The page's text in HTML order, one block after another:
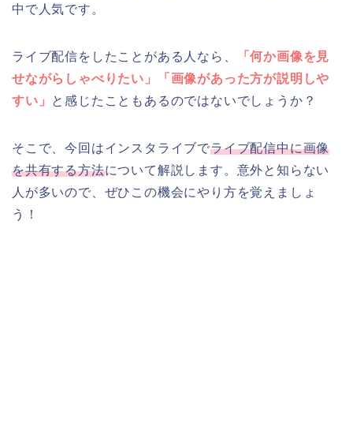
中で人気です。
ライブ配信をしたことがある人なら、
「何か画像を見
せながらしゃべりたい」「画像があった方が説明しや
すい」 と感じたこともあるのではないでしょうか？
そこで、今回はインスタライブでライブ配信中に画像
を共有する方法について解説します。意外と知らない
人が多いので、ぜひこの機会にやり方を覚えましょ
う！